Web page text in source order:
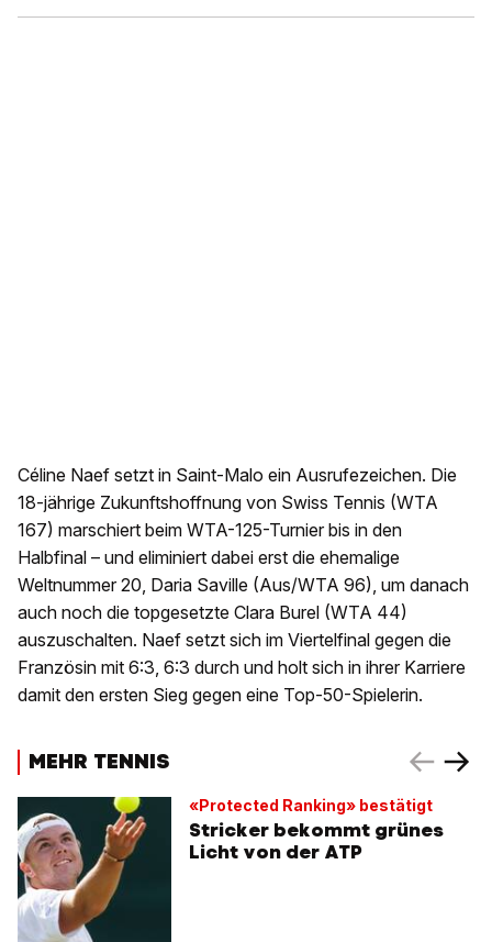
Céline Naef setzt in Saint-Malo ein Ausrufezeichen. Die
18-jährige Zukunftshoffnung von Swiss Tennis (WTA
167) marschiert beim WTA-125-Turnier bis in den
Halbfinal – und eliminiert dabei erst die ehemalige
Weltnummer 20, Daria Saville (Aus/WTA 96), um danach
auch noch die topgesetzte Clara Burel (WTA 44)
auszuschalten. Naef setzt sich im Viertelfinal gegen die
Französin mit 6:3, 6:3 durch und holt sich in ihrer Karriere
damit den ersten Sieg gegen eine Top-50-Spielerin.
MEHR TENNIS
«Protected Ranking» bestätigt
Stricker bekommt grünes
Licht von der ATP